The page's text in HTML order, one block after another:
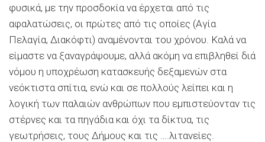
φυσικά, με την προσδοκία να έρχεται από τις
αφαλατώσεις, οι πρώτες από τις οποίες (Αγία
Πελαγία, Διακόφτι) αναμένονται του χρόνου. Καλά να
είμαστε να ξαναγράψουμε, αλλά ακόμη να επιβληθεί διά
νόμου η υποχρέωση κατασκευής δεξαμενών στα
νεόκτιστα σπίτια, ενώ και σε πολλούς λείπει και η
λογική των παλαιών ανθρώπων που εμπιστεύονταν τις
στέρνες και τα πηγάδια και όχι τα δίκτυα, τις
γεωτρήσεις, τους Δήμους και τις ….λιτανείες.